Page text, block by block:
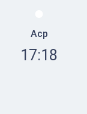
Аср
17:18